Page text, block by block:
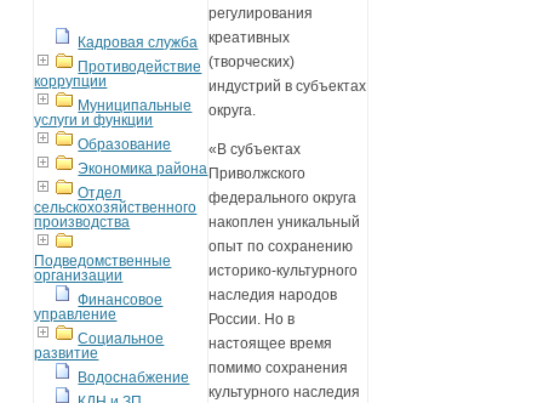
Кадровая служба
Противодействие
коррупции
Муниципальные
услуги и функции
Образование
Экономика района
Отдел
сельскохозяйственного
производства
Подведомственные
организации
Финансовое
управление
Социальное
развитие
Водоснабжение
регулирования
креативных
(творческих)
индустрий в субъектах
округа.
«В субъектах
Приволжского
федерального округа
накоплен уникальный
опыт по сохранению
историко-культурного
наследия народов
России. Но в
настоящее время
помимо сохранения
культурного наследия